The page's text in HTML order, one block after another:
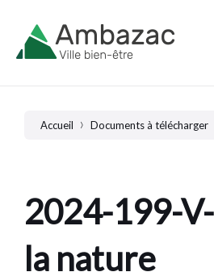
content
navigation
footer
Accueil Documents à télécharger
2024-199-
la nature